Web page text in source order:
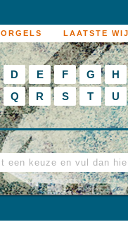
ORGELS LAATSTE
D E F G H
Q R S T U